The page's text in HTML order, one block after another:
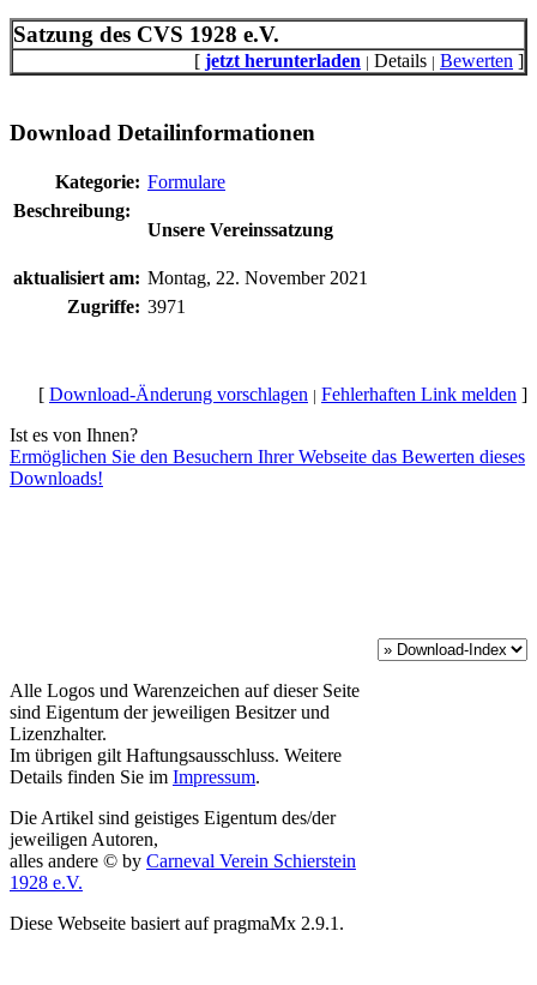
Satzung des CVS 1928 e.V.
[ jetzt herunterladen | Details | Bewerten ]
Download Detailinformationen
Kategorie: Formulare
Beschreibung:
Unsere Vereinssatzung
aktualisiert am: Montag, 22. November 2021
Zugriffe: 3971
[ Download-Änderung vorschlagen | Fehlerhaften Link melden ]
Ist es von Ihnen?
Ermöglichen Sie den Besuchern Ihrer Webseite das Bewerten dieses
Downloads!
Alle Logos und Warenzeichen auf dieser Seite
sind Eigentum der jeweiligen Besitzer und
Lizenzhalter.
Im übrigen gilt Haftungsausschluss. Weitere
Details finden Sie im Impressum.
Die Artikel sind geistiges Eigentum des/der
jeweiligen Autoren,
alles andere © by Carneval Verein Schierstein
1928 e.V.
Diese Webseite basiert auf pragmaMx 2.9.1.